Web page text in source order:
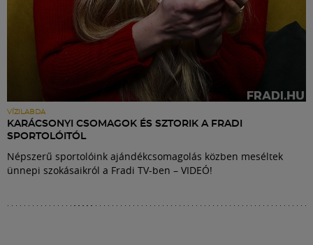
VÍZILABDA
KARÁCSONYI CSOMAGOK ÉS SZTORIK A FRADI
SPORTOLÓITÓL
Népszerű sportolóink ajándékcsomagolás közben meséltek
ünnepi szokásaikról a Fradi TV-ben – VIDEÓ!